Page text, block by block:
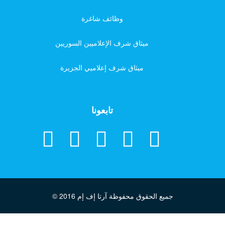
وظائف شاغرة
ميثاق شرف الإعلاميين السوريين
ميثاق شرف إعلاميي الجزيرة
تابعونا
© 2016 جميع الحقوق محفوظة آرتا إف إم